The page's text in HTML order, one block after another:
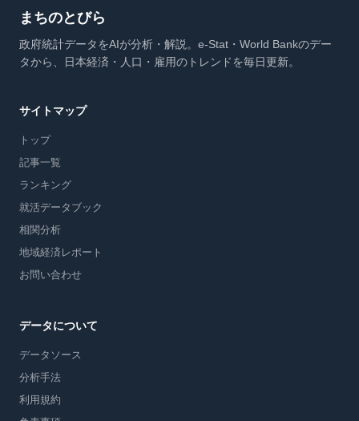
まちのとびら
政府統計データをAIが分析・解説。e-Stat・World Bankのデー
タから、日本経済・人口・雇用のトレンドを毎日更新。
サイトマップ
トップ
記事一覧
ランキング
就活データブック
相関分析
地域経済レポート
お問い合わせ
データについて
データソース
分析手法
利用規約